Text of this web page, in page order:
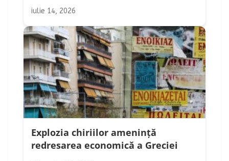
iulie 14, 2026
Explozia chiriilor amenință
redresarea economică a Greciei